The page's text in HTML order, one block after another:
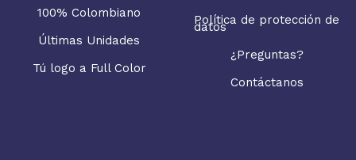
100% Colombiano
Últimas Unidades
Tú logo a Full Color
Política de protección de
datos
¿Preguntas?
Contáctanos